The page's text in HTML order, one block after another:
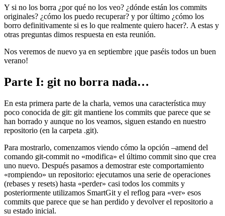
Y si no los borra ¿por qué no los veo? ¿dónde están los commits
originales? ¿cómo los puedo recuperar? y por último ¿cómo los
borro definitivamente si es lo que realmente quiero hacer?. A estas y
otras preguntas dimos respuesta en esta reunión.
Nos veremos de nuevo ya en septiembre ¡que paséis todos un buen
verano!
Parte I: git no borra nada…
En esta primera parte de la charla, vemos una característica muy
poco conocida de git: git mantiene los commits que parece que se
han borrado y aunque no los veamos, siguen estando en nuestro
repositorio (en la carpeta .git).
Para mostrarlo, comenzamos viendo cómo la opción –amend del
comando git-commit no «modifica» el último commit sino que crea
uno nuevo. Después pasamos a demostrar este comportamiento
«rompiendo» un repositorio: ejecutamos una serie de operaciones
(rebases y resets) hasta «perder» casi todos los commits y
posteriormente utilizamos SmartGit y el reflog para «ver» esos
commits que parece que se han perdido y devolver el repositorio a
su estado inicial.